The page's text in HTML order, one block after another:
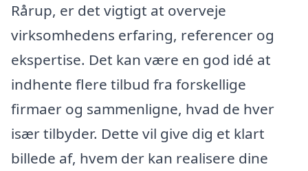
Rårup, er det vigtigt at overveje
virksomhedens erfaring, referencer og
ekspertise. Det kan være en god idé at
indhente flere tilbud fra forskellige
firmaer og sammenligne, hvad de hver
især tilbyder. Dette vil give dig et klart
billede af, hvem der kan realisere dine